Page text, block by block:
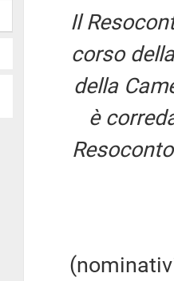
Il
corso
della
è